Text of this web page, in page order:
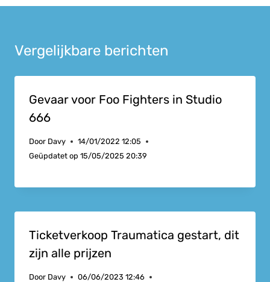
Vergelijkbare berichten
Gevaar voor Foo Fighters in Studio
666
Door Davy
14/01/2022 12:05
Geüpdatet op 15/05/2025 20:39
Ticketverkoop Traumatica gestart, dit
zijn alle prijzen
Door Davy
06/06/2023 12:46